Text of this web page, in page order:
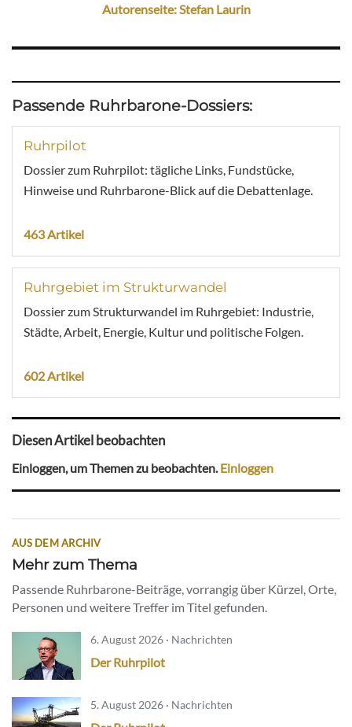
Autorenseite: Stefan Laurin
Passende Ruhrbarone-Dossiers:
Ruhrpilot
Dossier zum Ruhrpilot: tägliche Links, Fundstücke,
Hinweise und Ruhrbarone-Blick auf die Debattenlage.
463 Artikel
Ruhrgebiet im Strukturwandel
Dossier zum Strukturwandel im Ruhrgebiet: Industrie,
Städte, Arbeit, Energie, Kultur und politische Folgen.
602 Artikel
Diesen Artikel beobachten
Einloggen, um Themen zu beobachten.Einloggen
AUS DEM ARCHIV
Mehr zum Thema
Passende Ruhrbarone-Beiträge, vorrangig über Kürzel, Orte,
Personen und weitere Treffer im Titel gefunden.
6. August 2026 · Nachrichten
Der Ruhrpilot
5. August 2026 · Nachrichten